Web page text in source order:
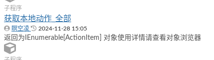
子程序
获取本地动作_全部
瞑空凌 2024-11-28 15:05
返回为IEnumerable[ActionItem] 对象使用详情请查看对象浏览器